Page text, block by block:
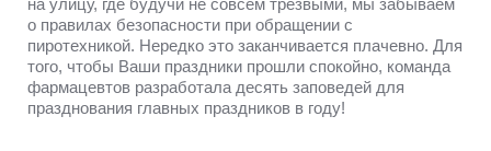
на улицу, где будучи не совсем трезвыми, мы забываем
о правилах безопасности при обращении с
пиротехникой. Нередко это заканчивается плачевно. Для
того, чтобы Ваши праздники прошли спокойно, команда
фармацевтов разработала десять заповедей для
празднования главных праздников в году!